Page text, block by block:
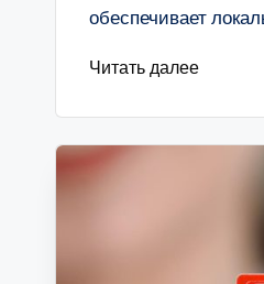
обеспечивает
Читать далее